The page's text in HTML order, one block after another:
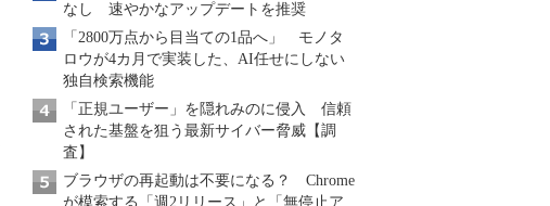
なし 速やかなアップデートを推奨
「2800万点から目当ての1品へ」 モノタ
ロウが4カ月で実装した、AI任せにしない
独自検索機能
「正規ユーザー」を隠れみのに侵入 信頼
された基盤を狙う最新サイバー脅威【調
査】
ブラウザの再起動は不要になる？ Chrome
が模索する「週2リリース」と「無停止ア